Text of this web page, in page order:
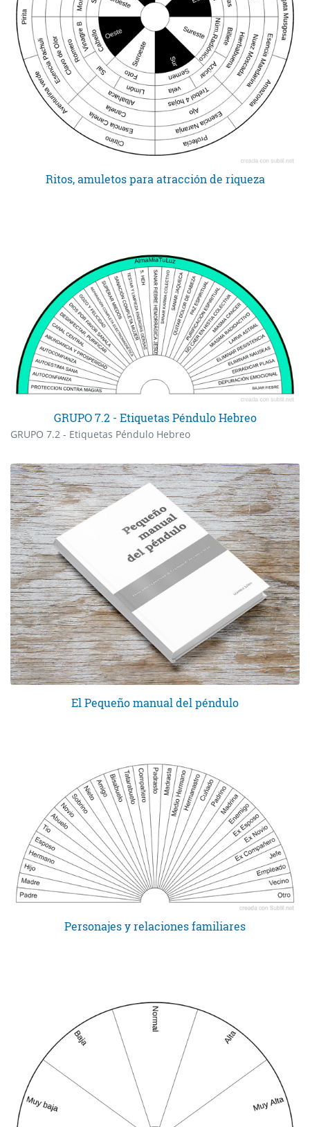
Ritos, amuletos para atracción de riqueza
GRUPO 7.2 - Etiquetas Péndulo Hebreo
GRUPO 7.2 - Etiquetas Péndulo Hebreo
El Pequeño manual del péndulo
Personajes y relaciones familiares